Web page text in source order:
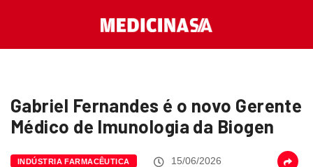
Gabriel Fernandes é o novo Gerente
Médico de Imunologia da Biogen
INDÚSTRIA FARMACÊUTICA 15/06/2026